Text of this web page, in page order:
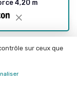
de
4,20 m
sur ceux que